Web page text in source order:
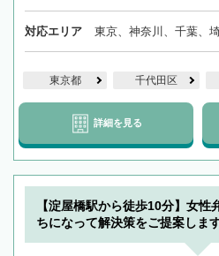
対応エリア 東京、神奈川、千葉、
東京都 千代田区
詳細を見る
【淀屋橋駅から徒歩10分】女
ちになって解決策をご提案しま